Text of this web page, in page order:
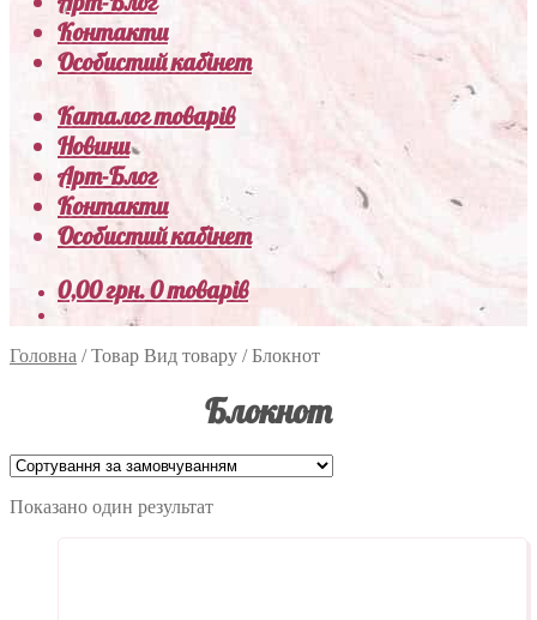
Контакти
Особистий кабінет
Каталог товарів
Новини
Арт-Блог
Контакти
Особистий кабінет
0,00грн.0 товарів
Головна /Товар Вид товару /Блокнот
Блокнот
Показано один результат